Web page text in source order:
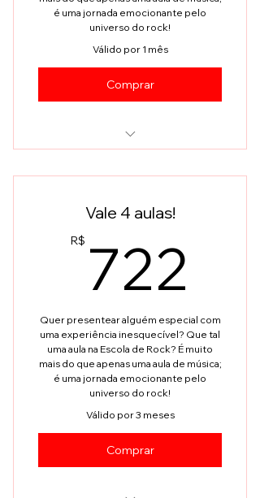
é uma jornada emocionante pelo
universo do rock!
Válido por 1 mês
Comprar
Vale 4 aulas!
R$ 722
Quer presentear alguém especial com
uma experiência inesquecível? Que tal
uma aula na Escola de Rock? É muito
mais do que apenas uma aula de música;
é uma jornada emocionante pelo
universo do rock!
Válido por 3 meses
Comprar